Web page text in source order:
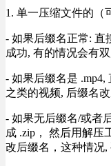
1. 单一压缩文件的（
- 如果后缀名正常: 直
成功, 有的情况会有
- 如果后缀名是
之类的视频, 后缀名
- 如果无后缀名/或者
成 .zip， 然后用解压
改后缀名，这种情况